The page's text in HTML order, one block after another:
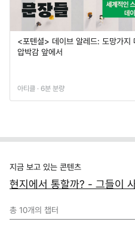
<포텐셜> 데이브 알레드: 도망가지
압박감 앞에서
아티클 · 6분 분량
지금 보고 있는 콘텐츠
현지에서 통할까? - 그들이
총 10개의 챕터